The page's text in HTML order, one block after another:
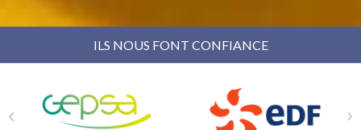
ILS NOUS FONT CONFIANCE
‹ ›